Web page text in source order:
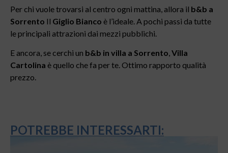
Per chi vuole trovarsi al centro ogni mattina, allora il b&b a
Sorrento Il Giglio Bianco è l’ideale. A pochi passi da tutte
le principali attrazioni dai mezzi pubblichi.
E ancora, se cerchi un b&b in villa a Sorrento,Villa
Cartolina è quello che fa per te. Ottimo rapporto qualità
prezzo.
POTREBBE INTERESSARTI: